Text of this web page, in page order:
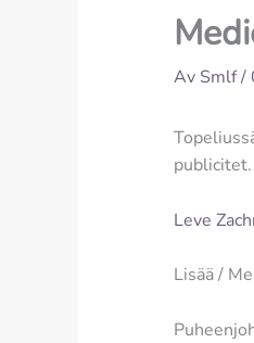
Av Smlf/
Leve
Lisää /